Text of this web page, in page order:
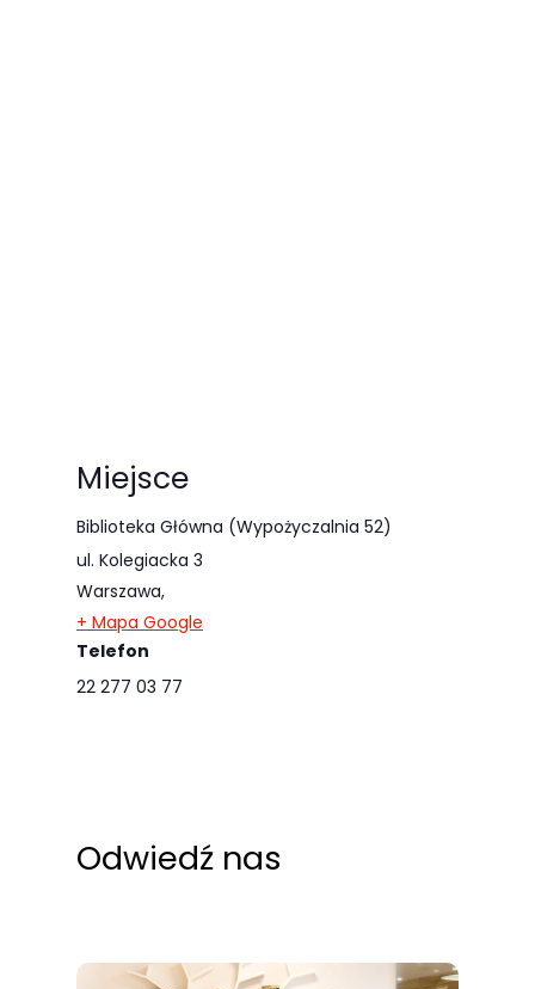
Miejsce
Biblioteka Główna (Wypożyczalnia 52)
ul. Kolegiacka 3
Warszawa,
+ Mapa Google
Telefon
22 277 03 77
Odwiedź nas